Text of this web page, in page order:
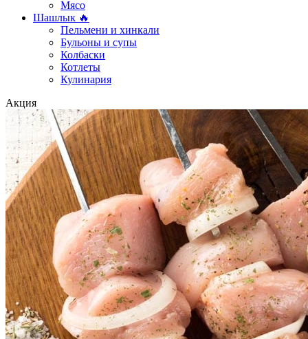
Мясо
Шашлык 🔥
Пельмени и хинкали
Бульоны и супы
Колбаски
Котлеты
Кулинария
Акция